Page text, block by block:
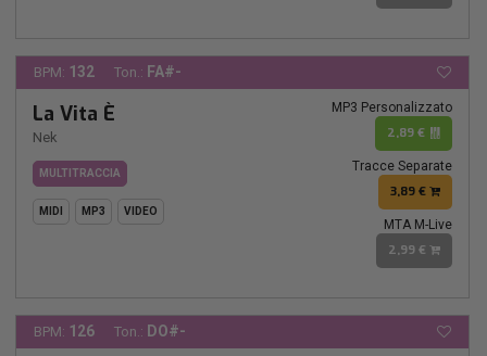
BPM: 132 Ton.: FA#-
La Vita È
Nek
MULTITRACCIA
MIDI MP3 VIDEO
MP3 Personalizzato
2,89 €
Tracce Separate
3,89 €
MTA M-Live
2,99 €
BPM: 126 Ton.: DO#-